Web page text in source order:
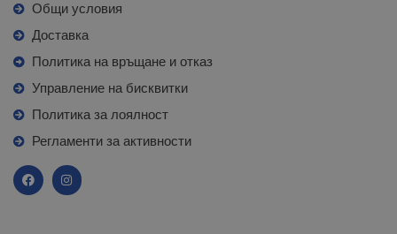
Общи условия
Доставка
Политика на връщане и отказ
Управление на бисквитки
Политика за лоялност
Регламенти за активности